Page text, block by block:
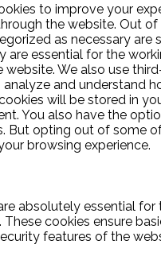
to improve your
the website. Out of
as necessary are
are essential for the
We also use
and understand
will be stored in
You also have the
But opting out of some
browsing experience.
absolutely essential for
cookies ensure
features of the